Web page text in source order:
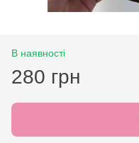
В наявності
280 грн